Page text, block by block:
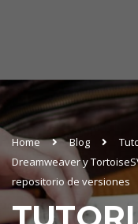
Home Blog
Dreamweaver y
repositorio de versiones